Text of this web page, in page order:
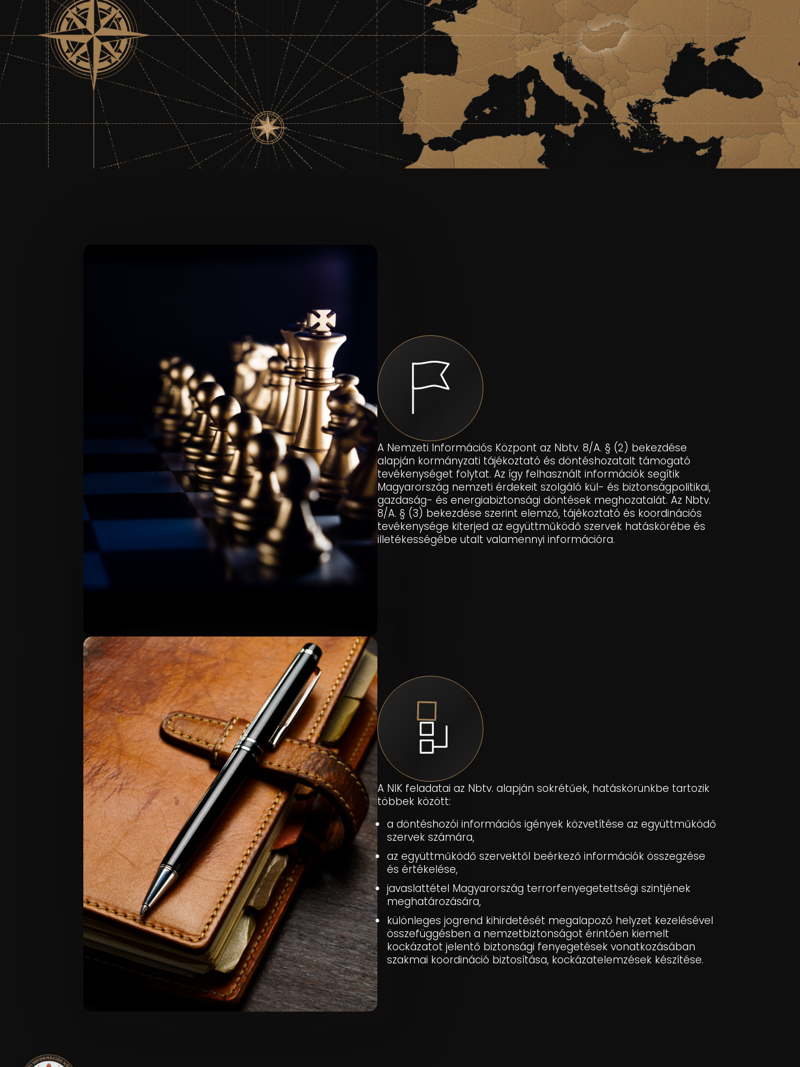
A Nemzeti Információs Központ az Nbtv. 8/A. § (2) bekezdése
alapján kormányzati tájékoztató és döntéshozatalt támogató
tevékenységet folytat. Az így felhasznált információk segítik
Magyarország nemzeti érdekeit szolgáló kül- és biztonságpolitikai,
gazdaság- és energiabiztonsági döntések meghozatalát. Az Nbtv.
8/A. § (3) bekezdése szerint elemző, tájékoztató és koordinációs
tevékenysége kiterjed az együttműködő szervek hatáskörébe és
illetékességébe utalt valamennyi információra.
A NIK feladatai az Nbtv. alapján sokrétűek, hatáskörünkbe tartozik
többek között:
a döntéshozói információs igények közvetítése az együttműködő
szervek számára,
az együttműködő szervektől beérkező információk összegzése
és értékelése,
javaslattétel Magyarország terrorfenyegetettségi szintjének
meghatározására,
különleges jogrend kihirdetését megalapozó helyzet kezelésével
összefüggésben a nemzetbiztonságot érintően kiemelt
kockázatot jelentő biztonsági fenyegetések vonatkozásában
szakmai koordináció biztosítása, kockázatelemzések készítése.